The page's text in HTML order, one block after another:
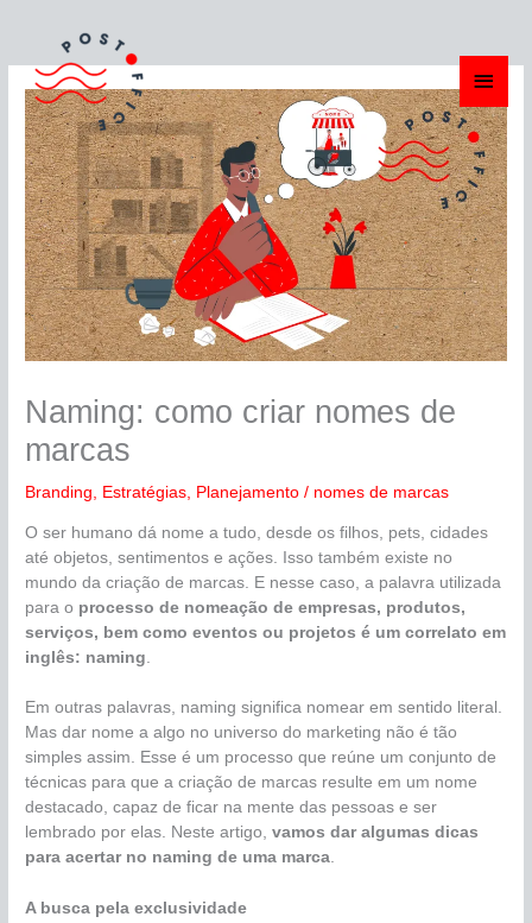
conteúdo
Naming: como criar nomes de
marcas
Branding Estratégias Planejamento / nomes de marcas
O ser humano dá nome a tudo, desde os filhos, pets, cidades
até objetos, sentimentos e ações. Isso também existe no
mundo da criação de marcas. E nesse caso, a palavra utilizada
para o processo de nomeação de empresas, produtos,
serviços, bem como eventos ou projetos é um correlato em
inglês: naming
Em outras palavras, naming significa nomear em sentido literal.
Mas dar nome a algo no universo do marketing não é tão
simples assim. Esse é um processo que reúne um conjunto de
técnicas para que a criação de marcas resulte em um nome
destacado, capaz de ficar na mente das pessoas e ser
lembrado por elas. Neste artigo,vamos dar algumas dicas
para acertar no naming de uma marca.
A busca pela exclusividade